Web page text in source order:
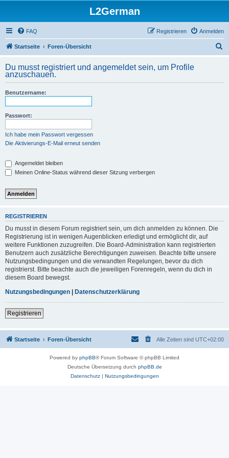
L2German
FAQ Anmelden
Registrieren
Startseite Foren-Übersicht
h
Du musst registriert und angemeldet sein, um Profile
anzuschauen.
Benutzername:
Passwort:
Ich habe mein Passwort vergessen
Die Aktivierungs-E-Mail erneut senden
Angemeldet bleiben
Meinen Online-Status während dieser Sitzung verbergen
REGISTRIEREN
Du musst in diesem Forum registriert sein, um dich anmelden zu können. Die
Registrierung ist in wenigen Augenblicken erledigt und ermöglicht dir, auf
weitere Funktionen zuzugreifen. Die Board-Administration kann registrierten
Benutzern auch zusätzliche Berechtigungen zuweisen. Beachte bitte unsere
Nutzungsbedingungen und die verwandten Regelungen, bevor du dich
registrierst. Bitte beachte auch die jeweiligen Forenregeln, wenn du dich in
diesem Board bewegst.
Nutzungsbedingungen | Datenschutzerklärung
Registrieren
Startseite Foren-Übersicht Alle Zeiten sind UTC+02:00
Powered by phpBB® Forum Software © phpBB Limited
Deutsche Übersetzung durch phpBB.de
Datenschutz| Nutzungsbedingungen